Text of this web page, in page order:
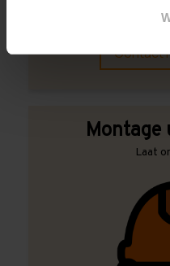
Contact
Montage
Laat